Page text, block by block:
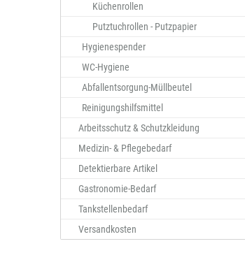
Küchenrollen
Putztuchrollen - Putzpapier
Hygienespender
WC-Hygiene
Abfallentsorgung-Müllbeutel
Reinigungshilfsmittel
Arbeitsschutz & Schutzkleidung
Medizin- & Pflegebedarf
Detektierbare Artikel
Gastronomie-Bedarf
Tankstellenbedarf
Versandkosten